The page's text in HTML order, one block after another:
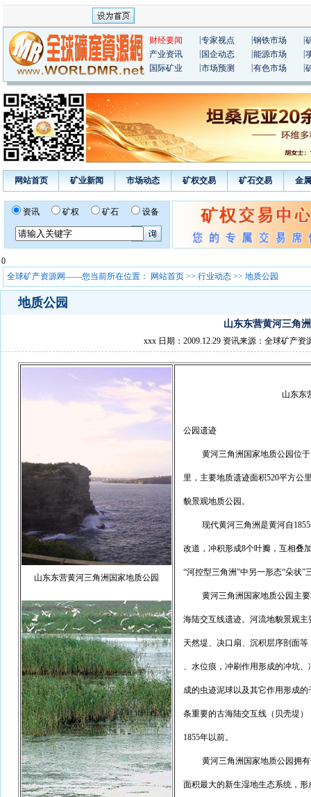
财经要闻 专家视点 钢铁市场
产业资讯
国企动态 能源市场
国际矿业
市场预测 有色市场
网站首页 矿业新闻 市场动态 矿权交易 矿石交易 金
资讯 矿权 矿石 设备
0
全球矿产资源网——您当前所在位置：
网站首页 >> 行业动态 >> 地质公园
地质公园
山东东营黄河三角洲
xxx 日期：2009.12.29 资讯来源：全球矿产资
山东东营黄河三角洲国家地质公园
山东东
公园遗迹
黄河三角洲国家地质公园位于
里，主要地质遗迹面积520平方公
貌景观地质公园。
现代黄河三角洲是黄河自1855
改道，冲积形成8个叶瓣，互相叠
“河控型三角洲”中另一形态“朵状”
黄河三角洲国家地质公园主要
海陆交互线遗迹。河流地貌景观
天然堤、决口扇、沉积层序剖面
、水位痕，冲刷作用形成的冲坑
成的虫迹泥球以及其它作用形成
条重要的古海陆交互线（贝壳堤）
1855年以前。
黄河三角洲国家地质公园拥有
面积最大的新生湿地生态系统，